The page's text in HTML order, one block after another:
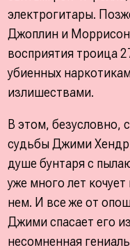
электрогитары.
Джоплин и
восприятия троица
убиенных
излишествами.
В этом, безусловно,
судьбы Джими
душе бунтаря с
уже много лет
нем. И все же от
Джими спасает его
несомненная